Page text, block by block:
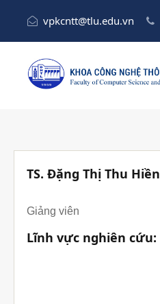
vpkcntt@tlu.edu.vn
TS. Đặng Thị Thu Hiền
Giảng viên
Lĩnh vực nghiên cứu: